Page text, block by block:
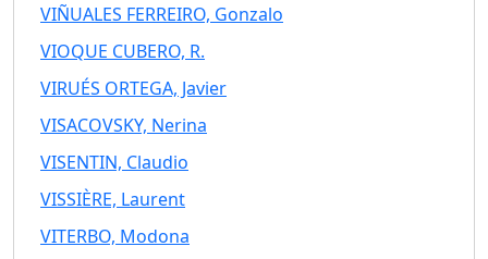
VIÑUALES FERREIRO, Gonzalo
VIOQUE CUBERO, R.
VIRUÉS ORTEGA, Javier
VISACOVSKY, Nerina
VISENTIN, Claudio
VISSIÈRE, Laurent
VITERBO, Modona